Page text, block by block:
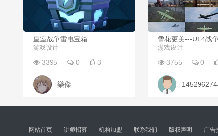
皇室战争雷电宝箱
游戏设计
3395 0 3
樂傑
雪花更美---UE4战
游戏设计
3755 0
网站首页 讲师招募 机构加盟 联系我们 版权声明 广告